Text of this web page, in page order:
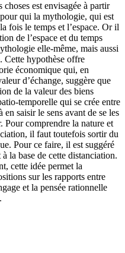
est envisagée à partir
qui la mythologie, qui est
fois le temps et l’espace. Or il
de l’espace et du temps
elle-même, mais aussi
Cette hypothèse offre
économique qui, en
d’échange, suggère que
de la valeur des biens
temporelle qui se crée entre
en saisir le sens avant de se les
Pour comprendre la nature et
il faut toutefois sortir du
Pour ce faire, il est suggéré
la base de cette distanciation.
cette idée permet la
sur les rapports entre
et la pensée rationnelle